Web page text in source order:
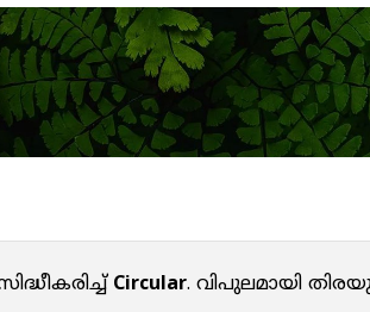
Circular. വിപുലമായി